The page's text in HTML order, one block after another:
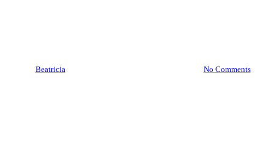
Beatricia No Comments